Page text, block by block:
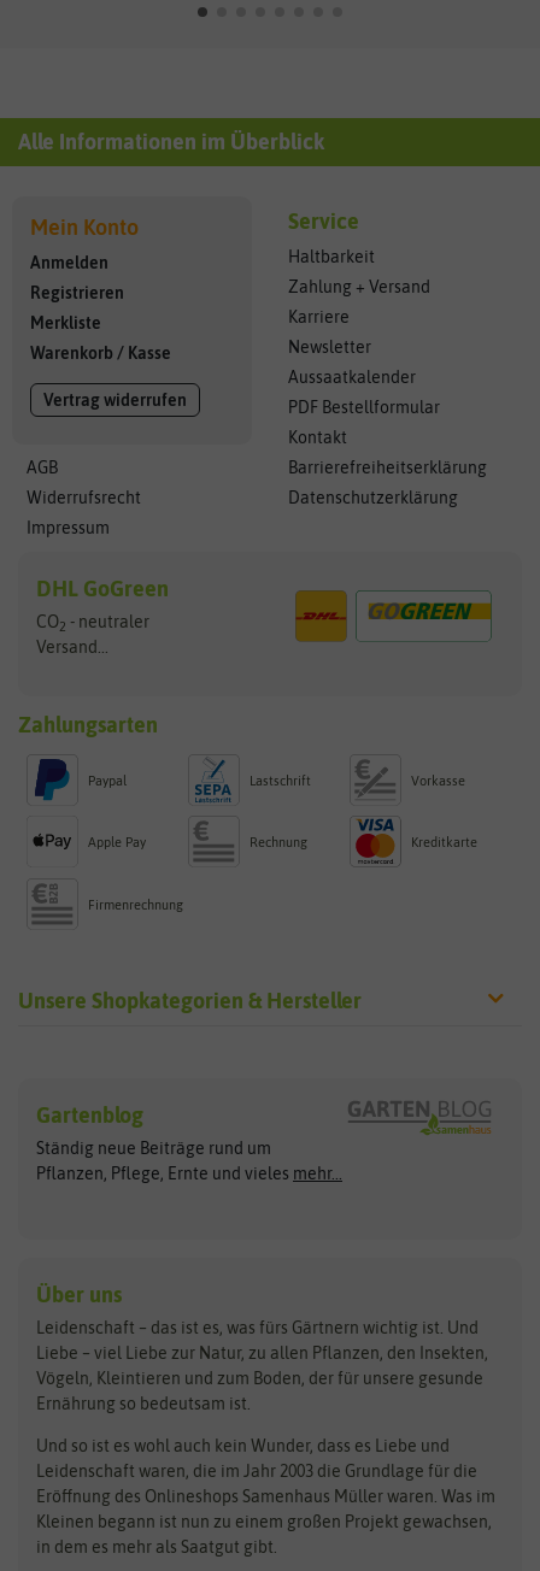
Alle Informationen im Überblick
Mein Konto
Anmelden
Registrieren
Merkliste
Warenkorb / Kasse
Vertrag widerrufen
AGB
Widerrufsrecht
Impressum
Service
Haltbarkeit
Zahlung + Versand
Karriere
Newsletter
Aussaatkalender
PDF Bestellformular
Kontakt
Barrierefreiheitserklärung
Datenschutzerklärung
DHL GoGreen
CO2 - neutraler
Versand...
Zahlungsarten
Paypal Lastschrift Vorkasse
Apple Pay Rechnung Kreditkarte
Firmenrechnung
Unsere Shopkategorien & Hersteller
Exotische Samen
Gemüsesamen
Gründünger
Kräutersamen
Obstsamen
Pilzbrut
Rasensamen
Steckzwiebeln
Zimmer & Kübelpflanzen
Kataloge
Schnäppchen
Anzucht & Gartenzubehör
Arche Noah
ASB Greenworld
Benary
Bingenheimer Saatgut
Bionana
BIOWOL
Blumicorn
Bûten Birds
Clever Pots
COMPO
Dürr-Samen
Feldsaaten Freudenberger
Fertil
Flora Elite
Gartenblog
Ständig neue Beiträge rund um
Pflanzen, Pflege, Ernte und vieles mehr...
Über uns
Leidenschaft – das ist es, was fürs Gärtnern wichtig ist. Und
Liebe – viel Liebe zur Natur, zu allen Pflanzen, den Insekten,
Vögeln, Kleintieren und zum Boden, der für unsere gesunde
Ernährung so bedeutsam ist.
Und so ist es wohl auch kein Wunder, dass es Liebe und
Leidenschaft waren, die im Jahr 2003 die Grundlage für die
Eröffnung des Onlineshops Samenhaus Müller waren. Was im
Kleinen begann ist nun zu einem großen Projekt gewachsen,
in dem es mehr als Saatgut gibt.